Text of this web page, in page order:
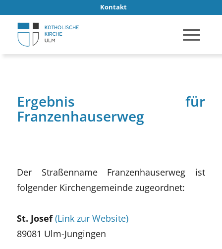
Kontakt
Ergebnis für
Franzenhauserweg
Der Straßenname Franzenhauserweg ist
folgender Kirchengemeinde zugeordnet:
St. Josef(Link zur Website)
89081 Ulm-Jungingen